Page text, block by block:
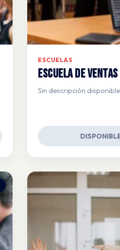
ESCUELAS
Escuela de Ventas
Sin descripción disponible